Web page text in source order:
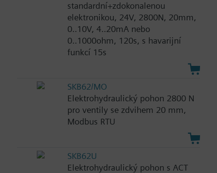
standardní+zdokonalenou
elektronikou, 24V, 2800N, 20mm,
0..10V, 4..20mA nebo
0..1000ohm, 120s, s havarijní
funkcí 15s
SKB62/MO
Elektrohydraulický pohon 2800 N
pro ventily se zdvihem 20 mm,
Modbus RTU
SKB62U
Elektrohydraulický pohon s ACT